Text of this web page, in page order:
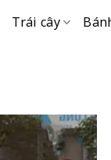
Trái cây